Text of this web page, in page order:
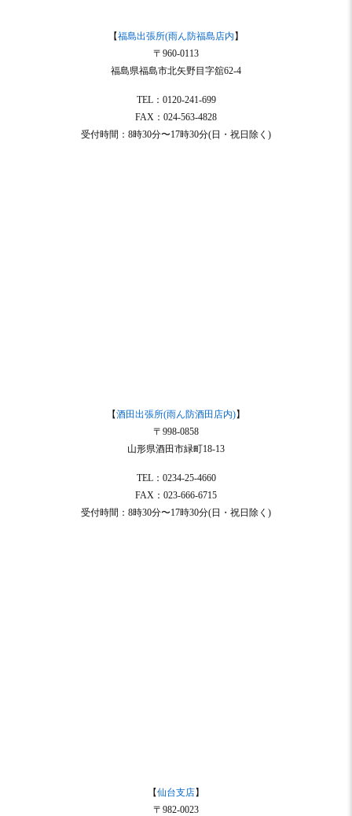
【福島出張所(雨ん防福島店内 】
〒960-0113
福島県福島市北矢野目字舘62-4
TEL：0120-241-699
FAX：024-563-4828
受付時間：8時30分〜17時30分(日・祝日除く)
【酒田出張所(雨ん防酒田店内)】
〒998-0858
山形県酒田市緑町18-13
TEL：0234-25-4660
FAX：023-666-6715
受付時間：8時30分〜17時30分(日・祝日除く)
【仙台支店】
〒982-0023